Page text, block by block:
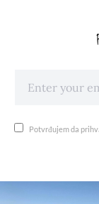
Potvrđujem da